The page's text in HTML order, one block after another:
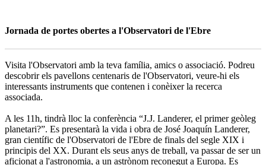
Jornada de portes obertes a l'Observatori de l'Ebre
Visita l'Observatori amb la teva família, amics o associació. Podreu
descobrir els pavellons centenaris de l'Observatori, veure-hi els
interessants instruments que contenen i conèixer la recerca
associada.
A les 11h, tindrà lloc la conferència “J.J. Landerer, el primer geòleg
planetari?”. Es presentarà la vida i obra de José Joaquín Landerer,
gran científic de l'Observatori de l'Ebre de finals del segle XIX i
principis del XX. Durant els seus anys de treball, va passar de ser un
aficionat a l'astronomia, a un astrònom reconegut a Europa. Es